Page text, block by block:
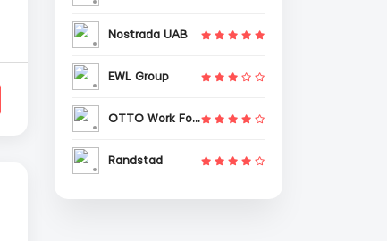
Nostrada UAB
EWL Group
OTTO Work Force
Randstad